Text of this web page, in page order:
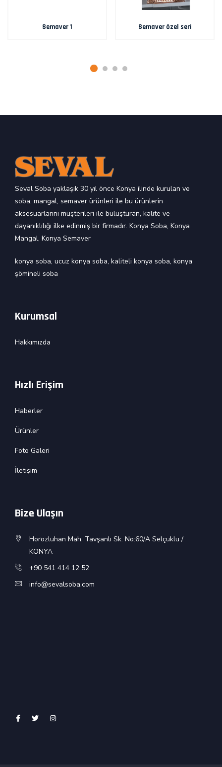
Semaver 1 Semaver özel seri
Seval Soba yaklaşık 30 yıl önce Konya ilinde kurulan ve
soba, mangal, semaver ürünleri ile bu ürünlerin
aksesuarlarını müşterileri ile buluşturan, kalite ve
dayanıklılığı ilke edinmiş bir firmadır. Konya Soba, Konya
Mangal, Konya Semaver
konya soba, ucuz konya soba, kaliteli konya soba, konya
şömineli soba
Kurumsal
Hakkımızda
Hızlı Erişim
Haberler
Ürünler
Foto Galeri
İletişim
Bize Ulaşın
Horozluhan Mah. Tavşanlı Sk. No:60/A Selçuklu /
KONYA
+90 541 414 12 52
info@sevalsoba.com